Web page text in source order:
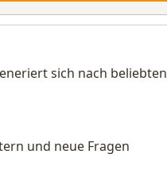
sich nach beliebten
und neue Fragen